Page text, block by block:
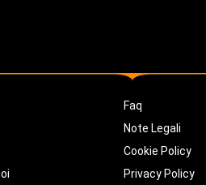
Faq
Note Legali
Cookie Policy
Privacy Policy